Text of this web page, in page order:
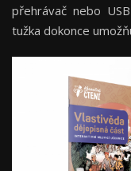
přehrávač nebo
tužka dokonce